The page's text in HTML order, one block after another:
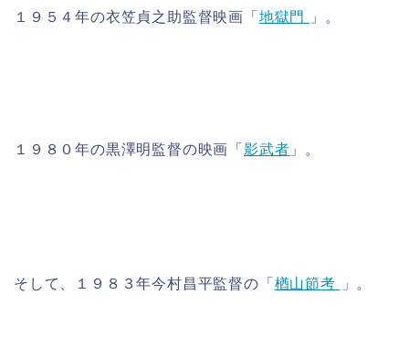
１９５４年の衣笠貞之助監督映画「 地獄門 」。
１９８０年の黒澤明監督の映画「 影武者 」。
そして、１９８３年今村昌平監督の「 楢山節考 」。